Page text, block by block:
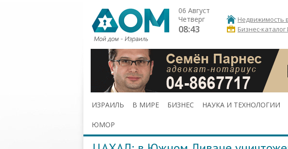
06 Август
Четверг
08:43
Недвижимость
Бизнес-
ИЗРАИЛЬ В МИРЕ БИЗНЕС НАУКА И ТЕХНОЛОГИИ
ЮМОР